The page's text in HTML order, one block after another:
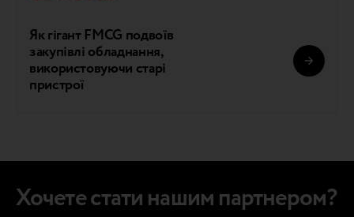
Як гігант FMCG подвоїв
закупівлі обладнання,
використовуючи старі
пристрої
Хочете стати нашим партнером?